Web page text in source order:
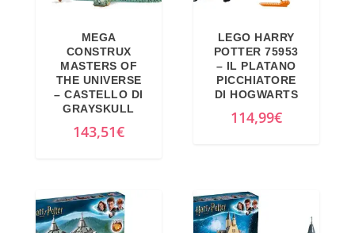
MEGA
CONSTRUX
MASTERS OF
THE UNIVERSE
– CASTELLO DI
GRAYSKULL
143,51€
LEGO HARRY
POTTER 75953
– IL PLATANO
PICCHIATORE
DI HOGWARTS
114,99€